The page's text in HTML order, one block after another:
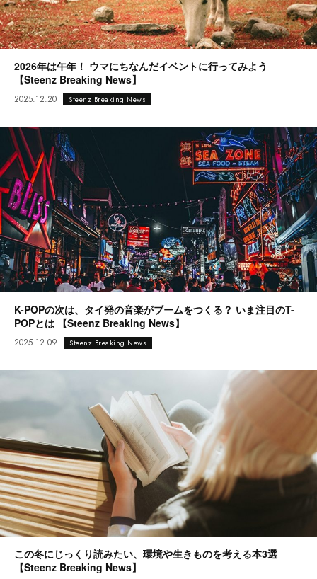
2026年は午年！ ウマにちなんだイベントに行ってみよう
【Steenz Breaking News】
2025.12.20 Steenz Breaking News
K-POPの次は、タイ発の音楽がブームをつくる？ いま注目のT-
POPとは 【Steenz Breaking News】
2025.12.09 Steenz Breaking News
この冬にじっくり読みたい、環境や生きものを考える本3選
【Steenz Breaking News】